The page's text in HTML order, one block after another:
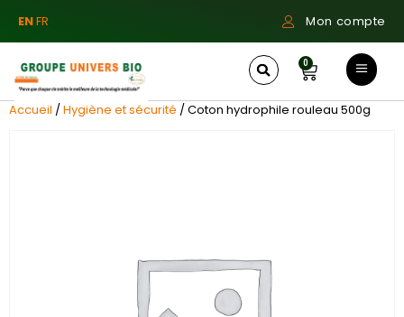
ENFR Mon compte
0
Accueil /Hygiène et sécurité / Coton hydrophile rouleau 500g